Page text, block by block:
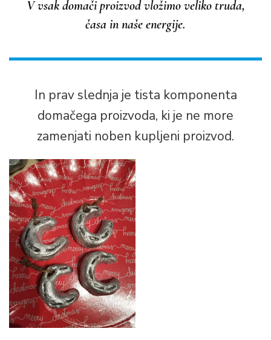
V vsak domači proizvod vložimo veliko truda,
časa in naše energije.
In prav slednja je tista komponenta
domačega proizvoda, ki je ne more
zamenjati noben kupljeni proizvod.